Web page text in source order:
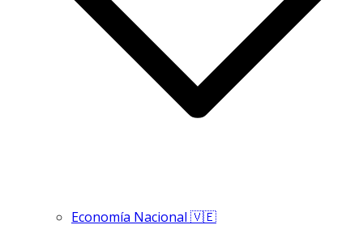
Economía Nacional 🇻🇪